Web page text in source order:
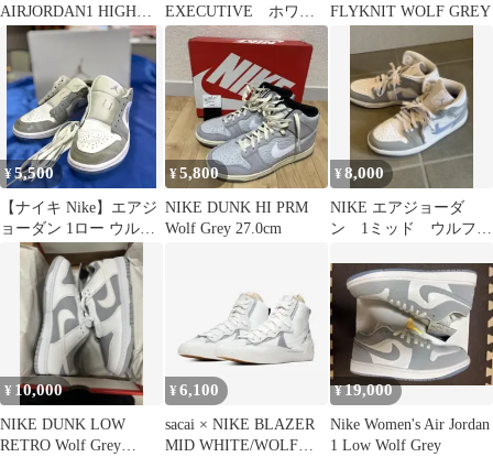
AIRJORDAN1 HIGH
"Wolf Grey"
EXECUTIVE ホワイ
ト／ウルフグレー
FLYKNIT WOLF GREY
¥5,500
【ナイキ Nike】エアジ
ョーダン 1ロー ウルフ
グレー 25.0cm 洗濯済
¥5,800
NIKE DUNK HI PRM
Wolf Grey 27.0cm
¥8,000
NIKE エアジョーダ
ン 1ミッド ウルフグ
¥ 10,000
NIKE DUNK LOW
RETRO Wolf Grey
¥6,100
sacai × NIKE BLAZER
MID WHITE/WOLF
¥19,000
Nike Women's Air Jordan
1 Low Wolf Grey